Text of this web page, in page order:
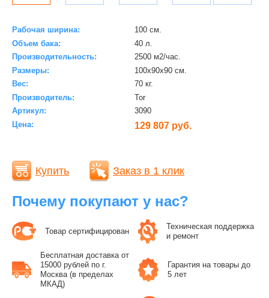
Рабочая ширина:
100 cм.
Объем бака:
40 л.
Производительность:
2500 м2/час.
Размеры:
100х90х90 cм.
Вес:
70 кг.
Производитель:
Tor
Артикул:
3090
Цена:
129 807 руб.
Купить Заказ в 1 клик
Почему покупают у нас?
Товар сертифицирован
Техническая поддержка
и ремонт
Бесплатная доставка от
15000 рублей по г.
Москва (в пределах
МКАД)
Гарантия на товары до
5 лет